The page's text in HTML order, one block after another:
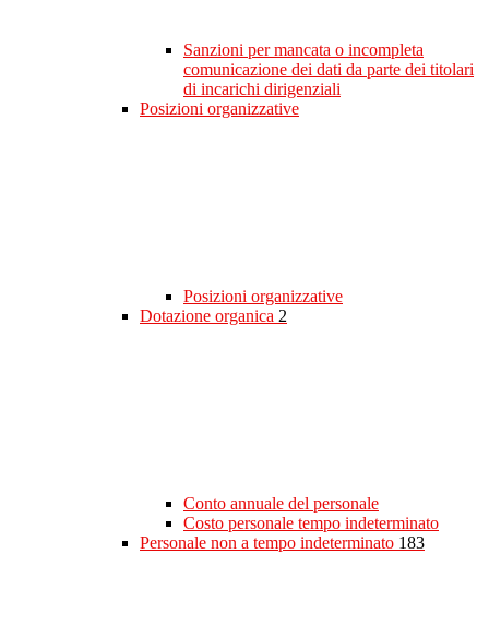
Sanzioni per mancata o incompleta
comunicazione dei dati da parte dei titolari
di incarichi dirigenziali
Posizioni organizzative
Posizioni organizzative
Dotazione organica 2
Conto annuale del personale
Costo personale tempo indeterminato
Personale non a tempo indeterminato 183